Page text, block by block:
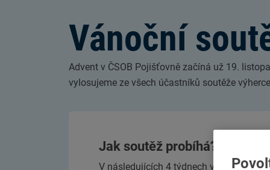
Vánoční
Advent v ČSOB Pojišťovně začíná už 19.
vylosujeme ze všech účastníků soutěže
Jak soutěž probíhá?
V následujících 4 týdnech vás